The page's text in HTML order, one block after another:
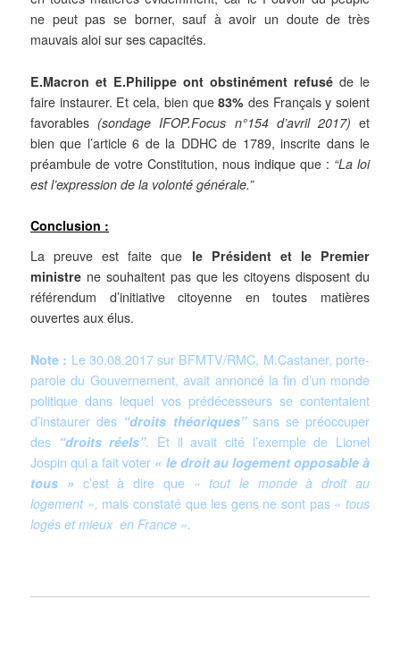
ne peut pas se borner, sauf à avoir un doute de très
mauvais aloi sur ses capacités.
E.Macron et E.Philippe ont obstinément refusé de le
faire instaurer. Et cela, bien que83% des Français y soient
favorables (sondage IFOP.Focus n°154 d’avril 2017) et
bien que l’article 6 de la DDHC de 1789, inscrite dans le
préambule de votre Constitution, nous indique que : “La loi
est l’expression de la volonté générale.”
Conclusion :
La preuve est faite que le Président et le Premier
ministre ne souhaitent pas que les citoyens disposent du
référendum d’initiative citoyenne en toutes matières
ouvertes aux élus.
Note : Le 30.08.2017 sur BFMTV/RMC, M.Castaner, porte-
parole du Gouvernement, avait annoncé la fin d’un monde
politique dans lequel vos prédécesseurs se contentaient
d’instaurer des “droits théoriques”sans se préoccuper
des “droits réels”. Et il avait citél’exemple de Lionel
Jospin qui a fait voter « le droit au logement opposable à
tous » c’est à dire que « tout le monde à droit au
logement », mais constaté que les gens ne sont pas « tous
logés et mieux en France ».